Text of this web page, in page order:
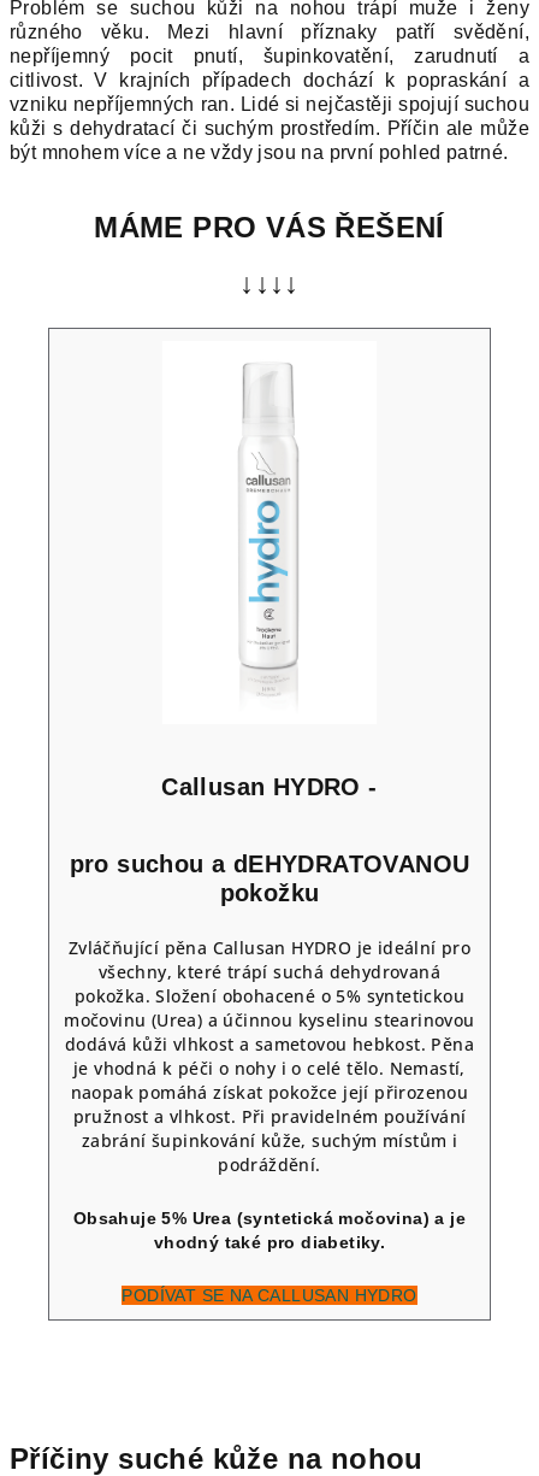
Problém se suchou kůži na nohou trápí muže i ženy
různého věku. Mezi hlavní příznaky patří svědění,
nepříjemný pocit pnutí, šupinkovatění, zarudnutí a
citlivost. V krajních případech dochází k popraskání a
vzniku nepříjemných ran. Lidé si nejčastěji spojují suchou
kůži s dehydratací či suchým prostředím. Příčin ale může
být mnohem více a ne vždy jsou na první pohled patrné.
MÁME PRO VÁS ŘEŠENÍ
↓↓↓↓
Callusan HYDRO -
pro suchou a dEHYDRATOVANOU
pokožku
Zvláčňující pěna Callusan HYDRO je ideální pro
všechny, které trápí suchá dehydrovaná
pokožka. Složení obohacené o 5% syntetickou
močovinu (Urea) a účinnou kyselinu stearinovou
dodává kůži vlhkost a sametovou hebkost. Pěna
je vhodná k péči o nohy i o celé tělo. Nemastí,
naopak pomáhá získat pokožce její přirozenou
pružnost a vlhkost. Při pravidelném používání
zabrání šupinkování kůže, suchým místům i
podráždění.
Obsahuje 5% Urea (syntetická močovina) a je
vhodný také pro diabetiky.
PODÍVAT SE NA CALLUSAN HYDRO
Příčiny suché kůže na nohou